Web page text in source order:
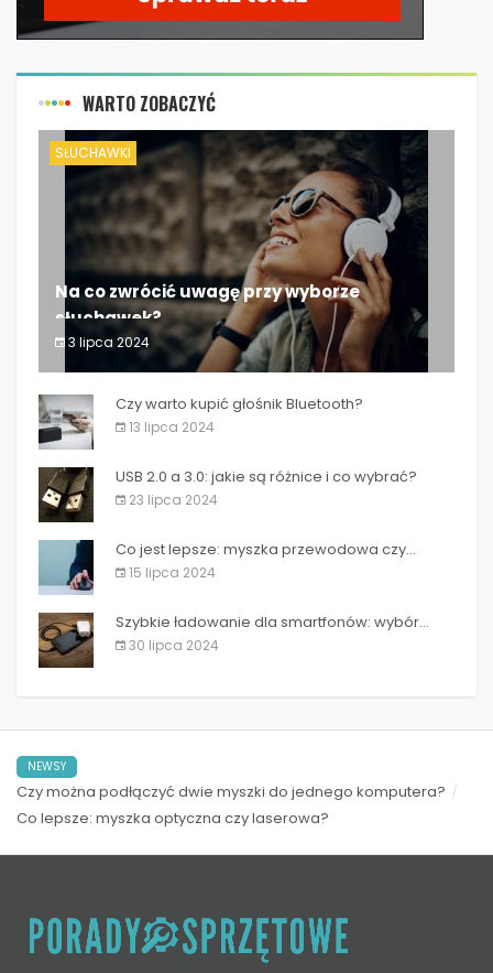
WARTO ZOBACZYĆ
SŁUCHAWKI
Na co zwrócić uwagę przy wyborze
słuchawek?
3 lipca 2024
Na co zwrócić uwagę przy wyborze słuchawek?
Czy warto kupić głośnik Bluetooth?
13 lipca 2024
USB 2.0 a 3.0: jakie są różnice i co wybrać?
23 lipca 2024
Co jest lepsze: myszka przewodowa czy...
15 lipca 2024
Szybkie ładowanie dla smartfonów: wybór...
30 lipca 2024
NEWSY
Czy można podłączyć dwie myszki do jednego komputera?
Co lepsze: myszka optyczna czy laserowa?